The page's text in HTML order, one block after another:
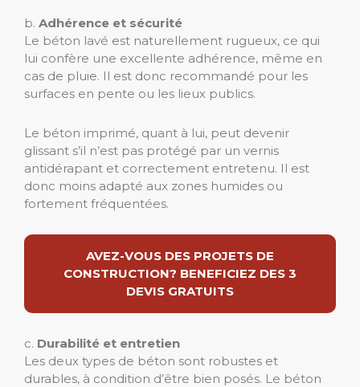
b. Adhérence et sécurité
Le béton lavé est naturellement rugueux, ce qui
lui confère une excellente adhérence, même en
cas de pluie. Il est donc recommandé pour les
surfaces en pente ou les lieux publics.
Le béton imprimé, quant à lui, peut devenir
glissant s’il n’est pas protégé par un vernis
antidérapant et correctement entretenu. Il est
donc moins adapté aux zones humides ou
fortement fréquentées.
AVEZ-VOUS DES PROJETS DE
CONSTRUCTION? BENEFICIEZ DES 3
DEVIS GRATUITS
c. Durabilité et entretien
Les deux types de béton sont robustes et
durables, à condition d’être bien posés. Le béton